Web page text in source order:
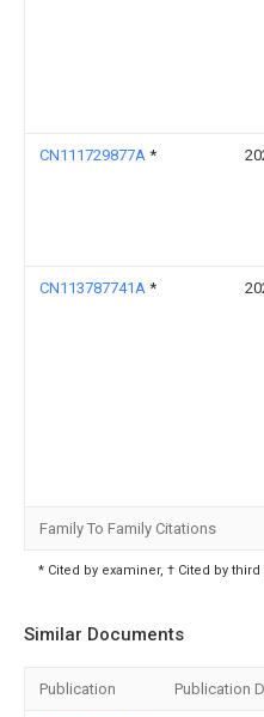
CN111729877A *
CN113787741A *
Family To Family Citations
* Cited by examiner, † Cited by
Similar Documents
Publication Publication